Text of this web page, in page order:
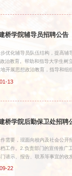
至硕士，但需有相关岗位工作
桥学院辅导员招聘公告
步优化辅导员队伍结构，提高
治教育。帮助和指导大学生树
开展思想政治教育，指导和组
全面了解学生的学习情况，帮
13
建桥学院后勤保卫处招聘
作需要，现面向校内及社会公
工作。2.负责部门的宣传推广
请示、报告、联系等事宜的收
22